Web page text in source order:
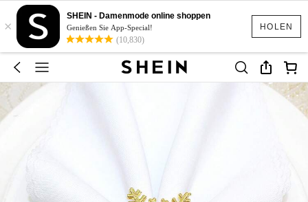
HOLEN
×
SHEIN - Damenmode online shoppen
Genießen Sie App-Special!
(10,830)